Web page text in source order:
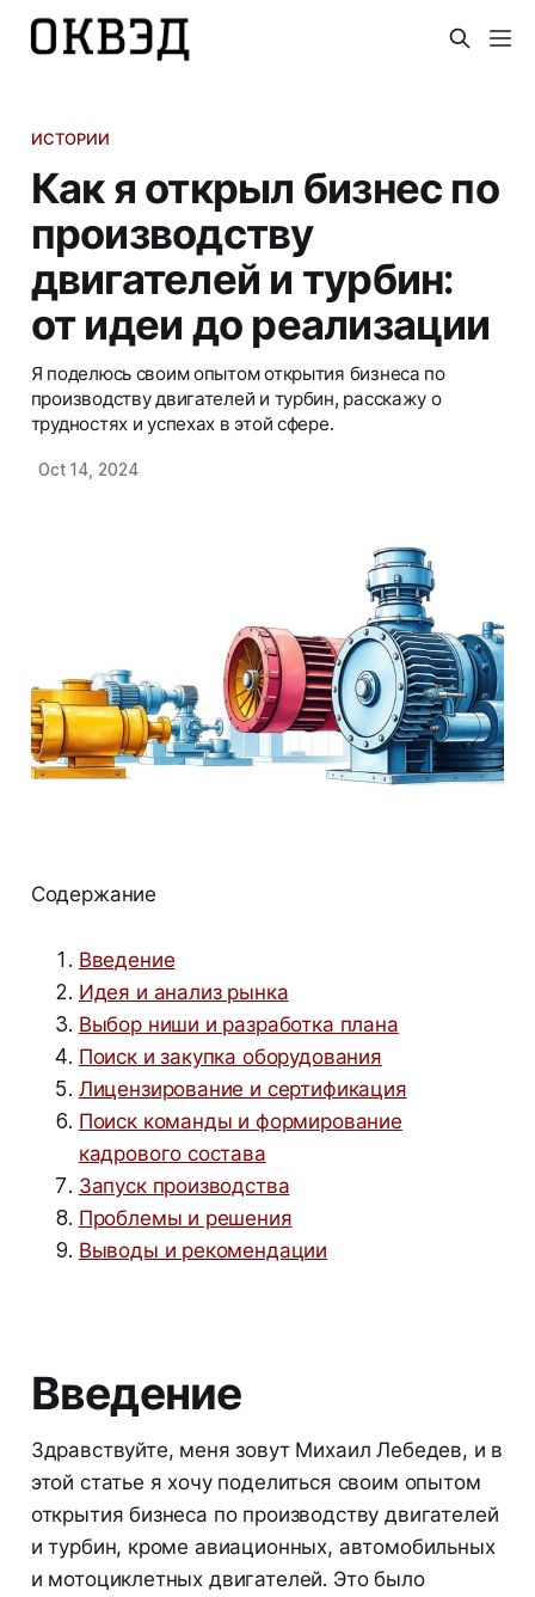
ИСТОРИИ
Как я открыл бизнес по
производству
двигателей и турбин:
от идеи до реализации
Я поделюсь своим опытом открытия бизнеса по
производству двигателей и турбин, расскажу о
трудностях и успехах в этой сфере.
Oct 14, 2024
Содержание
Введение
Идея и анализ рынка
Выбор ниши и разработка плана
Поиск и закупка оборудования
Лицензирование и сертификация
Поиск команды и формирование
кадрового состава
Запуск производства
Проблемы и решения
Выводы и рекомендации
Введение
Здравствуйте, меня зовут Михаил Лебедев, и в
этой статье я хочу поделиться своим опытом
открытия бизнеса по производству двигателей
и турбин, кроме авиационных, автомобильных
и мотоциклетных двигателей. Это было